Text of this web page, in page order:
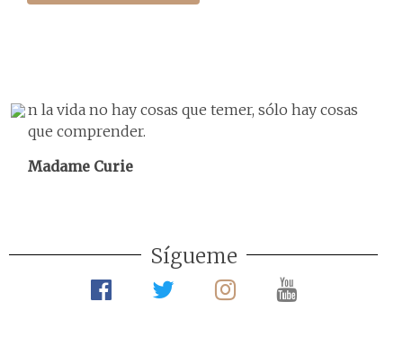
n la vida no hay cosas que temer, sólo hay cosas
que comprender.
Madame Curie
Sígueme